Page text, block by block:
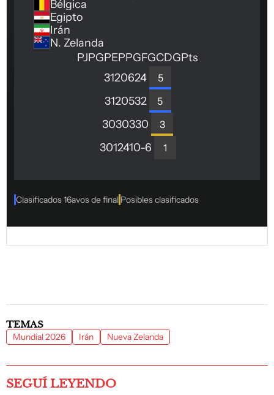
TEMAS
Mundial 2026 Irán Nueva Zelanda
SEGUÍ LEYENDO